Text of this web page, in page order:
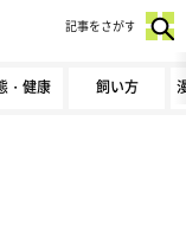
・健康 飼い方
記事をさがす